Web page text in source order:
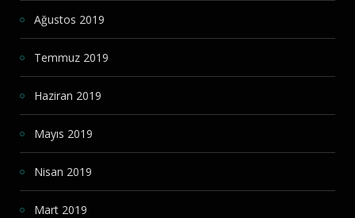
Ağustos 2019
Temmuz 2019
Haziran 2019
Mayıs 2019
Nisan 2019
Mart 2019